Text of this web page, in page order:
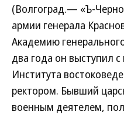
(Волгоград.— «Ъ-
армии генерала
Академию
два года он выступил
Института
ректором. Бывший
военным деятелем,